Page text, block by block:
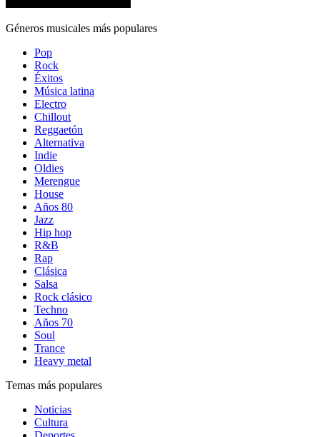
Géneros musicales más populares
Pop
Rock
Éxitos
Música latina
Electro
Chillout
Reggaetón
Alternativa
Indie
Oldies
Merengue
House
Años 80
Jazz
Hip hop
R&B
Rap
Clásica
Salsa
Rock clásico
Techno
Años 70
Soul
Trance
Heavy metal
Temas más populares
Noticias
Cultura